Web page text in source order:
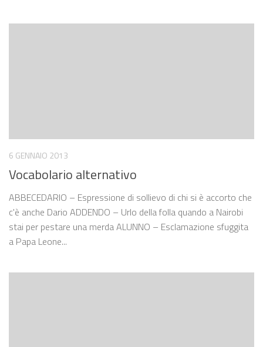
6 GENNAIO 2013
Vocabolario alternativo
ABBECEDARIO – Espressione di sollievo di chi si è accorto che
c'è anche Dario ADDENDO – Urlo della folla quando a Nairobi
stai per pestare una merda ALUNNO – Esclamazione sfuggita
a Papa Leone...